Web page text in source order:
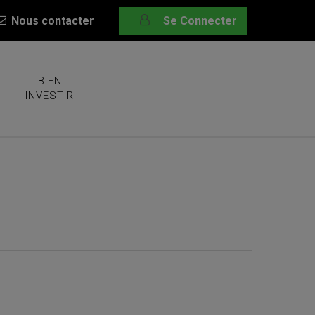
Nous contacter Se Connecter
BIEN
INVESTIR